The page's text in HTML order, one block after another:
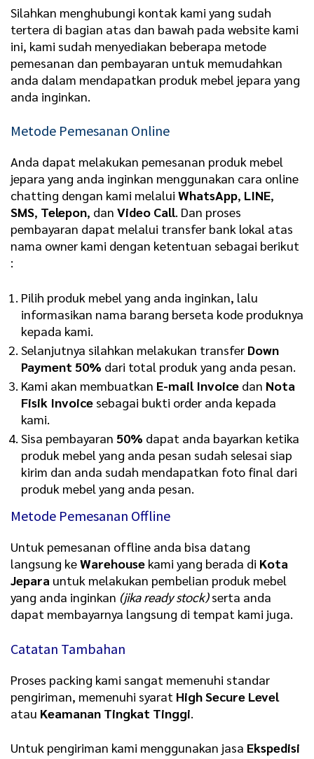
Silahkan menghubungi kontak kami yang sudah
tertera di bagian atas dan bawah pada website kami
ini, kami sudah menyediakan beberapa metode
pemesanan dan pembayaran untuk memudahkan
anda dalam mendapatkan produk mebel jepara yang
anda inginkan.
Metode Pemesanan Online
Anda dapat melakukan pemesanan produk mebel
jepara yang anda inginkan menggunakan cara online
chatting dengan kami melalui WhatsApp, LINE,
SMS, Telepon, dan Video Call. Dan proses
pembayaran dapat melalui transfer bank lokal atas
nama owner kami dengan ketentuan sebagai berikut
:
Pilih produk mebel yang anda inginkan, lalu
informasikan nama barang berseta kode produknya
kepada kami.
Selanjutnya silahkan melakukan transfer Down
Payment 50% dari total produk yang anda pesan.
Kami akan membuatkan E-mail Invoice dan Nota
Fisik Invoice sebagai bukti order anda kepada
kami.
Sisa pembayaran 50% dapat anda bayarkan ketika
produk mebel yang anda pesan sudah selesai siap
kirim dan anda sudah mendapatkan foto final dari
produk mebel yang anda pesan.
Metode Pemesanan Offline
Untuk pemesanan offline anda bisa datang
langsung keWarehouse kami yang berada di Kota
Jepara untuk melakukan pembelian produk mebel
yang anda inginkan (jika ready stock)serta anda
dapat membayarnya langsung di tempat kami juga.
Catatan Tambahan
Proses packing kami sangat memenuhi standar
pengiriman, memenuhi syarat High Secure Level
atau Keamanan Tingkat Tinggi.
Untuk pengiriman kami menggunakan jasa Ekspedisi